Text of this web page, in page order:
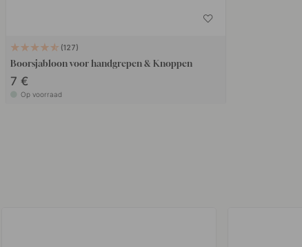
127
Boorsjabloon voor handgrepen & Knoppen
7 €
Op voorraad